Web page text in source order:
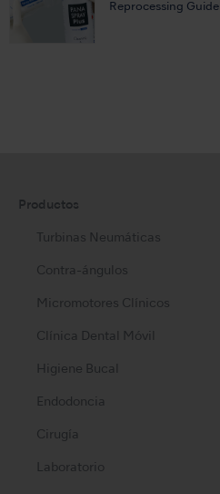
Reprocessing Guide
Productos
Turbinas Neumáticas
Contra-ángulos
Micromotores Clínicos
Clínica Dental Móvil
Higiene Bucal
Endodoncia
Cirugía
Laboratorio